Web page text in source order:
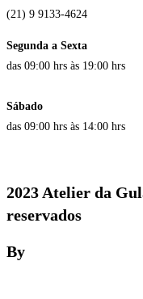
(21) 9 9133-4624
Segunda a Sexta
das 09:00 hrs às 19:00 hrs
Sábado
das 09:00 hrs às 14:00 hrs
2023 Atelier da
reservados
By